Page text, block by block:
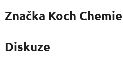
Značka Koch Chemie
Diskuze